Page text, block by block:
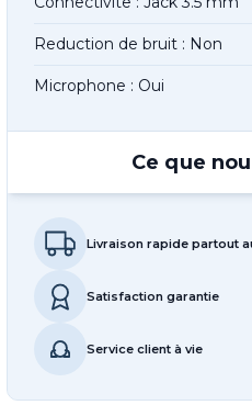
Reduction de bruit : Non
Microphone : Oui
Ce que
Livraison rapide partout
Satisfaction garantie
Service client à vie